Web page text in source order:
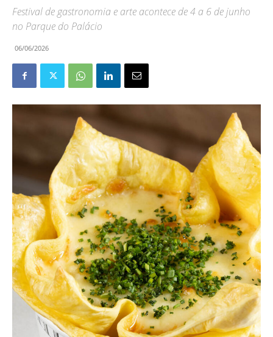
Festival de gastronomia e arte acontece de 4 a 6 de junho
no Parque do Palácio
06/06/2026